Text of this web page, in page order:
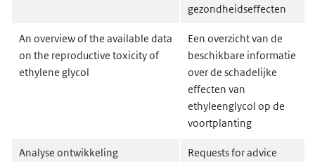
gezondheidseffecten
An overview of the available data
on the reproductive toxicity of
ethylene glycol
Een overzicht van de
beschikbare informatie
over de schadelijke
effecten van
ethyleenglycol op de
voortplanting
Analyse ontwikkeling
Requests for advice